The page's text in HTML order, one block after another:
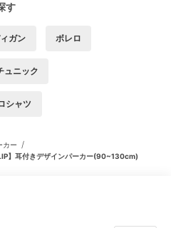
す
ガン ボレロ
ュニック
シャツ
カー /
】耳付きデザインパーカー(90~130cm)